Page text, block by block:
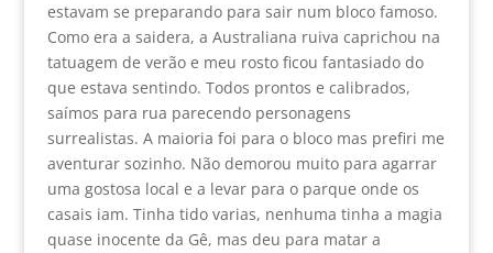
estavam se preparando para sair num bloco famoso.
Como era a saidera, a Australiana ruiva caprichou na
tatuagem de verão e meu rosto ficou fantasiado do
que estava sentindo. Todos prontos e calibrados,
saímos para rua parecendo personagens
surrealistas. A maioria foi para o bloco mas prefiri me
aventurar sozinho. Não demorou muito para agarrar
uma gostosa local e a levar para o parque onde os
casais iam. Tinha tido varias, nenhuma tinha a magia
quase inocente da Gê, mas deu para matar a